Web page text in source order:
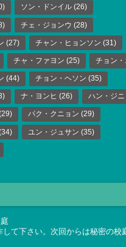
ソン・ドンイル (26)
チェ・ジョンウ (28)
(27) チャン・ヒョンソン (31)
チャ・ファヨン (25) チョン・
(44) チョン・ヘソン (35)
ナ・ヨンヒ (26) ハン・ジニ
パク・クニョン (29)
ユン・ジュサン (35)
して下さい。次回からは秘密の校